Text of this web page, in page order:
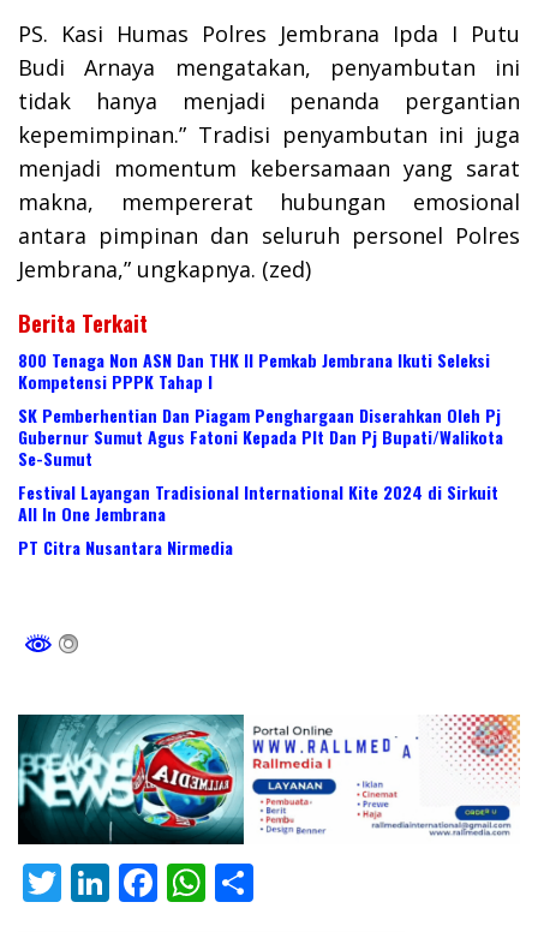
PS. Kasi Humas Polres Jembrana Ipda I Putu
Budi Arnaya mengatakan, penyambutan ini
tidak hanya menjadi penanda pergantian
kepemimpinan.” Tradisi penyambutan ini juga
menjadi momentum kebersamaan yang sarat
makna, mempererat hubungan emosional
antara pimpinan dan seluruh personel Polres
Jembrana,” ungkapnya. (zed)
Berita Terkait
800 Tenaga Non ASN Dan THK II Pemkab Jembrana Ikuti Seleksi
Kompetensi PPPK Tahap I
SK Pemberhentian Dan Piagam Penghargaan Diserahkan Oleh Pj
Gubernur Sumut Agus Fatoni Kepada Plt Dan Pj Bupati/Walikota
Se-Sumut
Festival Layangan Tradisional International Kite 2024 di Sirkuit
All In One Jembrana
PT Citra Nusantara Nirmedia
T Li F W